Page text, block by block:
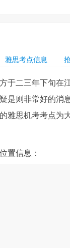
雅思考点信息
于二三年下旬在
是则非常好的消
雅思机考考点为
置信息：